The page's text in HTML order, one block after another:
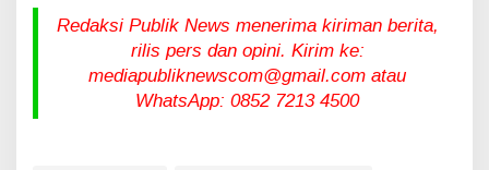
Redaksi Publik News menerima kiriman berita,
rilis pers dan opini. Kirim ke:
mediapubliknewscom@gmail.com atau
WhatsApp: 0852 7213 4500